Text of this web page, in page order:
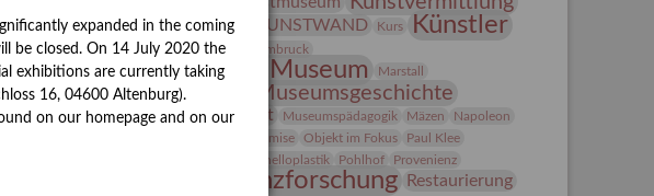
Kunst von Kühl KUNSTWAND Kurs Künstler
Künstlerin Lehmbruck
Lindenau-Museum
Marstall
Messeakademie
Museumsgeschichte
Museumsnacht Museumspädagogik Mäzen Napoleon
Neue Remise Objekt im Fokus
Paul Klee
Phelloplastik Pohlhof Provenienz
Provenienzforschung Restaurierung
expanded in the coming
be closed. On 14 July 2020 the
exhibitions are currently taking
16, 04600 Altenburg).
on our homepage and on our